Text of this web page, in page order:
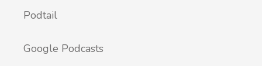
Podtail
Google Podcasts